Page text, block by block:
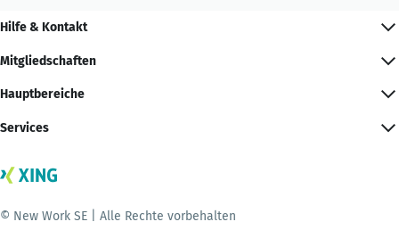
Hilfe & Kontakt
Mitgliedschaften
Hauptbereiche
Services
© New Work SE | Alle Rechte vorbehalten